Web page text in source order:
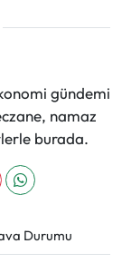
gündemi
namaz
burada.
Durumu